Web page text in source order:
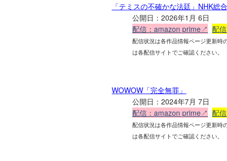
「テミスの不確かな法廷」NHK
公開日：2026年1月 6日
配信：amazon prime↗ 配
配信状況は各作品情報ページ更新時
は各配信サイトでご確認ください。
WOWOW「完全無罪」
公開日：2024年7月 7日
配信：amazon prime↗ 配
配信状況は各作品情報ページ更新時
は各配信サイトでご確認ください。